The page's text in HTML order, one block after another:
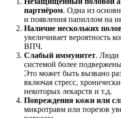
партнёром. Одна из
и появления папиллом на
Наличие нескольких
увеличивает вероятность
ВПЧ.
Слабый иммунитет. Люди
системой более
Это может быть вызвано
включая стресс,
некоторых лекарств и т.д.
Повреждения кожи или
микротравм или порезов